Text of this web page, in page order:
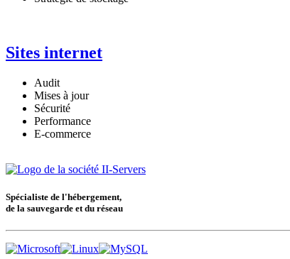
Sites internet
Audit
Mises à jour
Sécurité
Performance
E-commerce
Spécialiste de l'hébergement,
de la sauvegarde et du réseau